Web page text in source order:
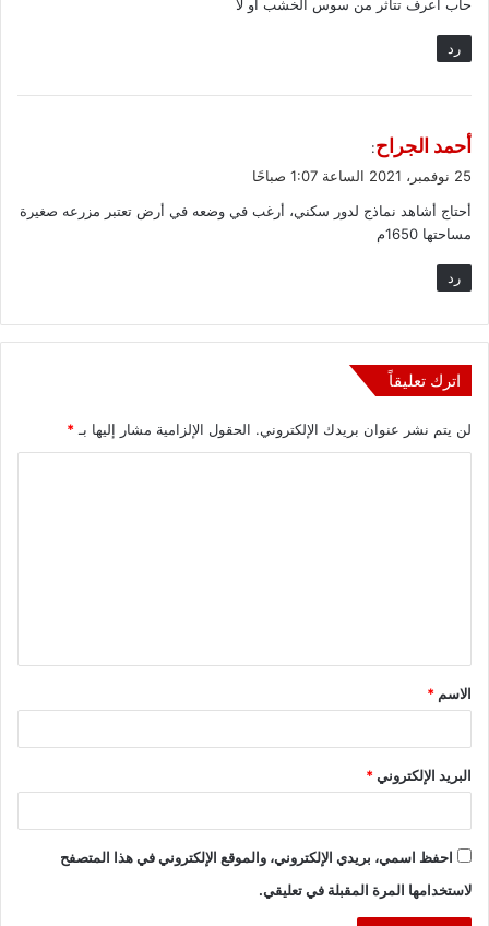
حاب اعرف تتأثر من سوس الخشب او لا
رد
ي
ل
أحمد الجراح:
25 نوفمبر، 2021 الساعة 1:07 صباحًا
أحتاج أشاهد نماذج لدور سكني، أرغب في وضعه في أرض تعتبر مزرعه صغيرة
مساحتها 1650م
رد
اترك تعليقاً
لن يتم نشر عنوان بريدك الإلكتروني. الحقول الإلزامية مشار إليها بـ *
ق
*
الاسم *
البريد الإلكتروني*
احفظ اسمي، بريدي الإلكتروني، والموقع الإلكتروني في هذا المتصفح
لاستخدامها المرة المقبلة في تعليقي.